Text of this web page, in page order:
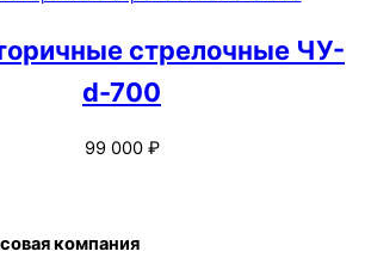
стрелочные ЧУ-
d-700
99 000 ₽
компания